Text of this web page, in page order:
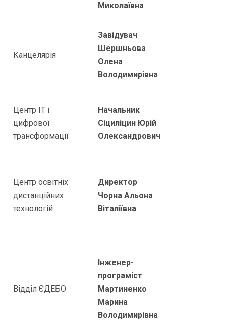
Миколаївна
Канцелярія
Завідувач
Шершньова
Олена
Володимирівна
Центр ІТ і
цифрової
трансформації
Начальник
Сіциліцин Юрій
Олександрович
Центр освітніх
дистанційних
технологій
Директор
Чорна Альона
Віталіївна
Відділ ЄДЕБО
Інженер-
програміст
Мартиненко
Марина
Володимирівна